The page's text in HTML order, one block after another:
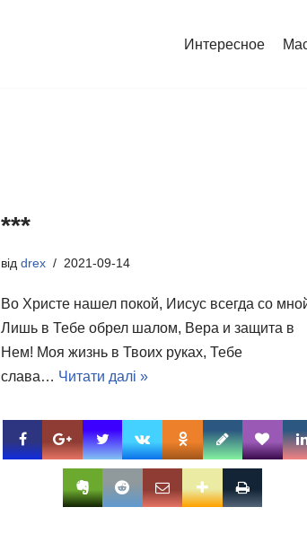
Интересное
***
від drex 2021-09-14
Во Христе нашел покой, Иисус всегда со
Лишь в Тебе обрел шалом, Вера и защита в
Нем! Моя жизнь в Твоих руках, Тебе
слава… Читати далі »